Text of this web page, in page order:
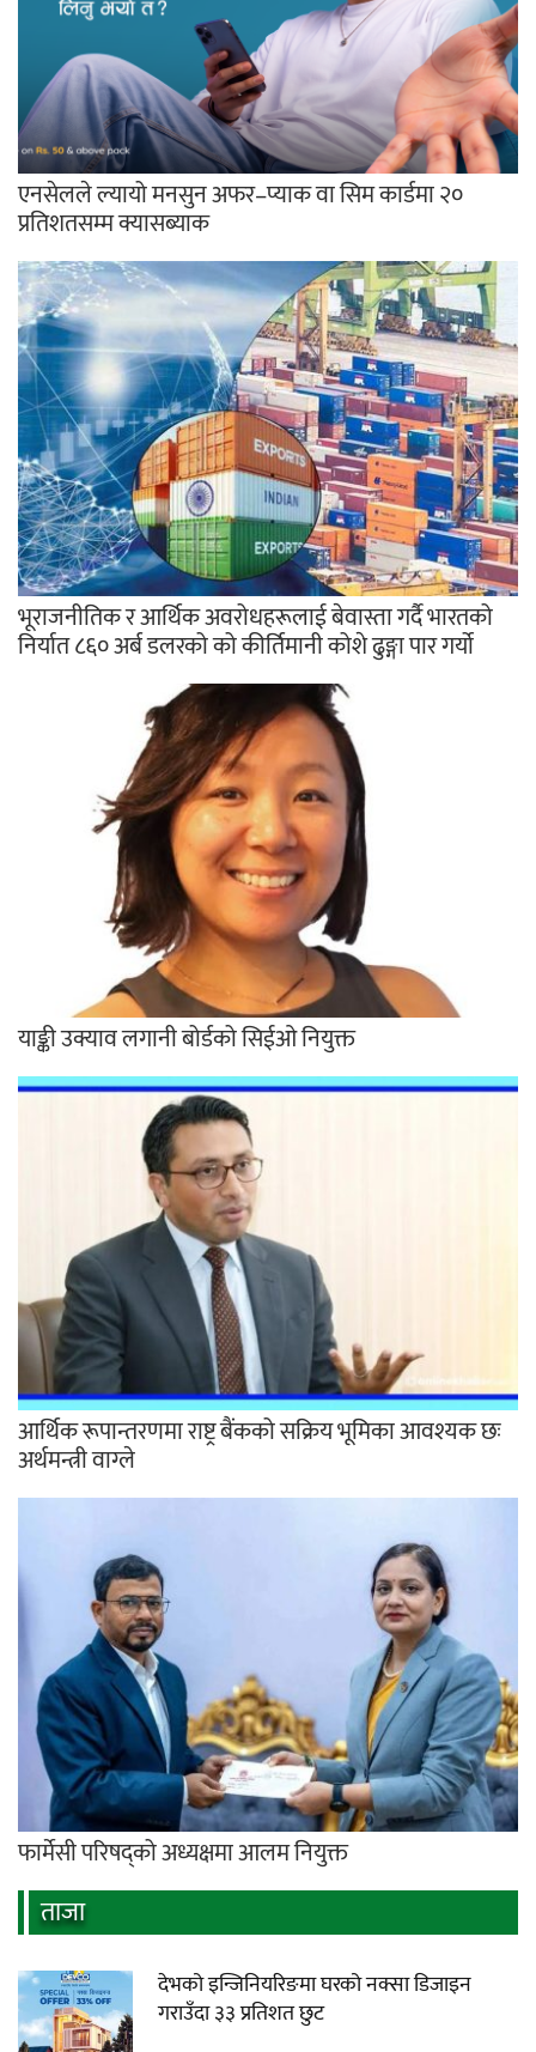
एनसेलले ल्यायो मनसुन अफर–प्याक वा सिम कार्डमा २०
प्रतिशतसम्म क्यासब्याक
भूराजनीतिक र आर्थिक अवरोधहरूलाई बेवास्ता गर्दै भारतको
निर्यात ८६० अर्ब डलरको को कीर्तिमानी कोशे ढुङ्गा पार गर्यो
याङ्की उक्याव लगानी बोर्डको सिईओ नियुक्त
आर्थिक रूपान्तरणमा राष्ट्र बैंकको सक्रिय भूमिका आवश्यक छः
अर्थमन्त्री वाग्ले
फार्मेसी परिषद्को अध्यक्षमा आलम नियुक्त
ताजा
देभको इन्जिनियरिङमा घरको नक्सा डिजाइन
गराउँदा ३३ प्रतिशत छुट